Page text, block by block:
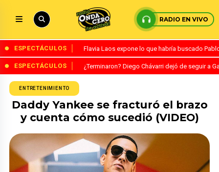
RADIO EN VIVO
ESPECTÁCULOS Flavia Laos expone lo que habría buscado
ESPECTÁCULOS ¿Terminaron? Diego Chávarri dejó de seguir a
ENTRETENIMIENTO
Daddy Yankee se fracturó el brazo
y cuenta cómo sucedió (VIDEO)